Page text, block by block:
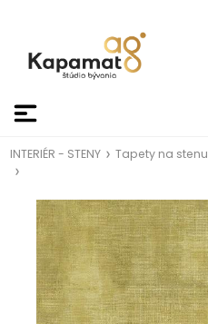
INTERIÉR - STENY Tapety na stenu